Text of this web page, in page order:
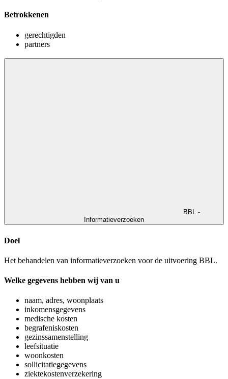
Betrokkenen
gerechtigden
partners
BBL -
Informatieverzoeken
Doel
Het behandelen van informatieverzoeken voor de uitvoering BBL.
Welke gegevens hebben wij van u
naam, adres, woonplaats
inkomensgegevens
medische kosten
begrafeniskosten
gezinssamenstelling
leefsituatie
woonkosten
sollicitatiegegevens
ziektekostenverzekering